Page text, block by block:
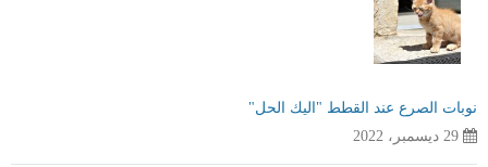
نوبات الصرع عند القطط "اليك الحل"
29 ديسمبر، 2022